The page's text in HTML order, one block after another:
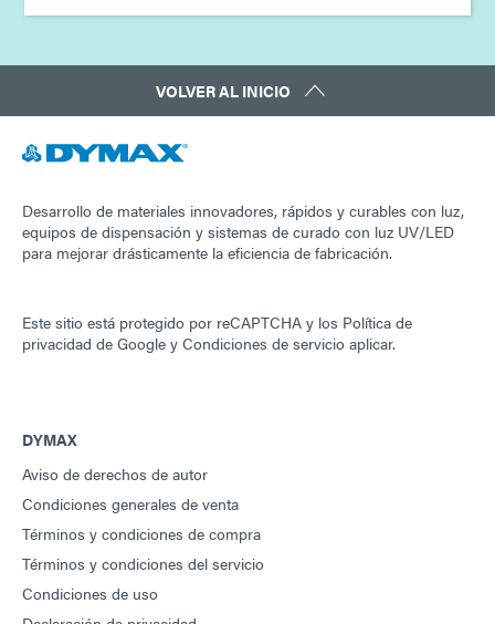
VOLVER AL INICIO
Desarrollo de materiales innovadores, rápidos y curables con luz,
equipos de dispensación y sistemas de curado con luz UV/LED
para mejorar drásticamente la eficiencia de fabricación.
Este sitio está protegido por reCAPTCHA y los Política de
privacidad de Google y Condiciones de servicio aplicar.
DYMAX
Aviso de derechos de autor
Condiciones generales de venta
Términos y condiciones de compra
Términos y condiciones del servicio
Condiciones de uso